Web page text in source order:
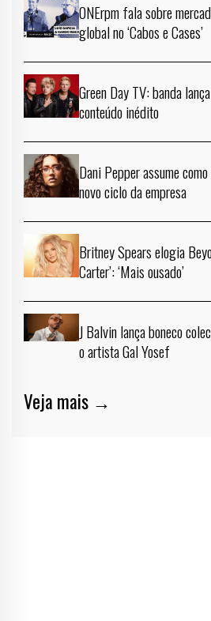
ONErpm fala sobre
global no ‘Cabos e Cases’
Green Day TV: banda
conteúdo inédito
Dani Pepper assume
novo ciclo da empresa
Britney Spears elogia
Carter’: ‘Mais ousado’
J Balvin lança boneco
o artista Gal Yosef
Veja mais →